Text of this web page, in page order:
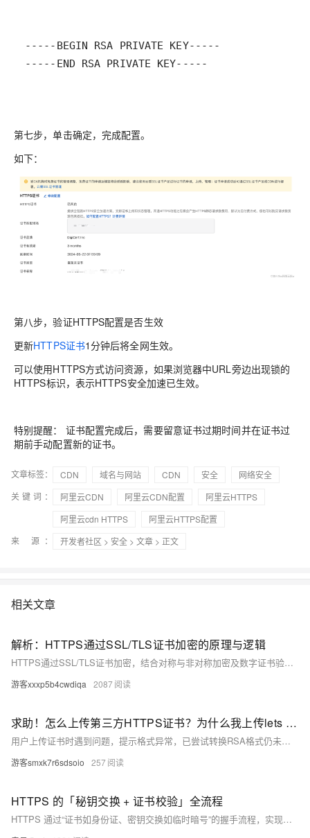
-----END RSA PRIVATE KEY-----
第七步，单击确定，完成配置。
如下：
第八步，验证HTTPS配置是否生效
更新HTTPS证书1分钟后将全网生效。
可以使用HTTPS方式访问资源，如果浏览器中URL旁边出现锁的
HTTPS标识，表示HTTPS安全加速已生效。
特别提醒： 证书配置完成后，需要留意证书过期时间并在证书过
期前手动配置新的证书。
文章标签： CDN 域名与网站 CDN 安全
网络安全
关键词：
阿里云CDN 阿里云CDN配置
阿里云HTTPS
阿里云cdn HTTPS
阿里云HTTPS配置
来 源：
开发者社区 > 安全 > 文章 > 正文
相关文章
解析：HTTPS通过SSL/TLS证书加密的原理与逻辑
HTTPS通过SSL/TLS证书加密，结合对称与非对称加密及数字证书验证实现安全通信。首先，服务器发送含公钥的数字证书，客户端验证其合法性后生成随机数并用公钥加密发送给服务器，双方据此生成相同的对称密钥。后续通信使用对称加密确保高效性和安全性。同时，数字证书验证服务器身份，防止中间人攻击；哈希算法和数字签名确保数据完整性，防止篡改。整个流程保障了身份认证、数据加密和完整性保护。
游客xxxp5b4cwdiqa 2087
求助！怎么上传第三方HTTPS证书？为什么我上传lets encrypt的证书显示私钥格式异常？
用户上传证书时遇到问题，提示格式异常，已尝试转换RSA格式仍未解决。
游客smxk7r6sdsoio 257
HTTPS 的「秘钥交换 + 证书校验」全流程
HTTPS 通过“证书如身份证、密钥交换如临时暗号”的握手流程，实现身份认证与数据加密双重保障，确保通信安全可靠。